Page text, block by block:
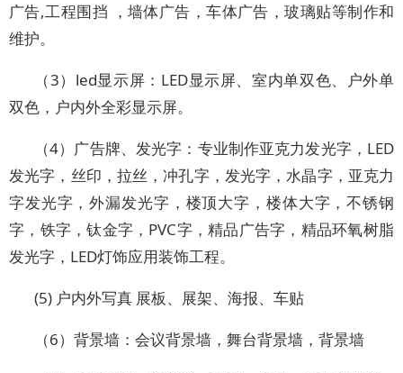
广告,工程围挡 ，墙体广告，车体广告，玻璃贴等制作和
维护。
（3）led显示屏：LED显示屏、室内单双色、户外单
双色，户内外全彩显示屏。
（4）广告牌、发光字：专业制作亚克力发光字，LED
发光字，丝印，拉丝，冲孔字，发光字，水晶字，亚克力
字发光字，外漏发光字，楼顶大字，楼体大字，不锈钢
字，铁字，钛金字，PVC字，精品广告字，精品环氧树脂
发光字，LED灯饰应用装饰工程。
(5) 户内外写真 展板、展架、海报、车贴
（6）背景墙：会议背景墙，舞台背景墙，背景墙